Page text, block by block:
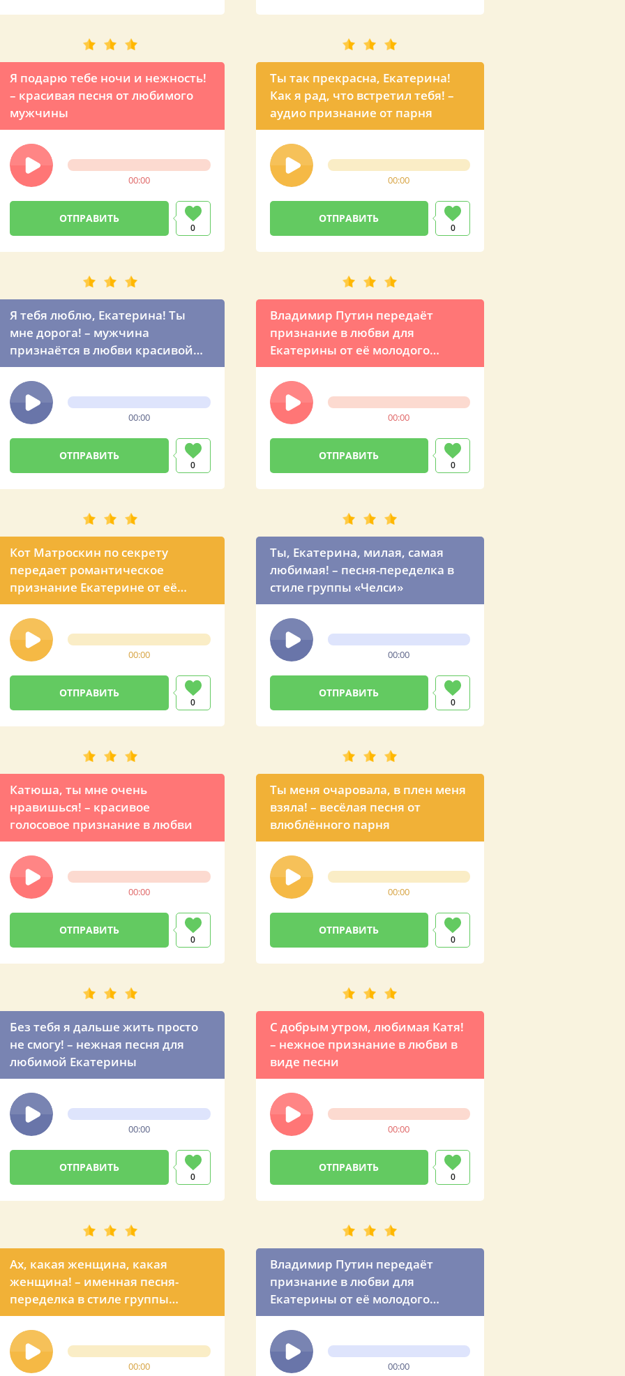
Я подарю тебе ночи и нежность!
– красивая песня от любимого
мужчины
00:00
0
Ты так прекрасна, Екатерина!
Как я рад, что встретил тебя! –
аудио признание от парня
00:00
0
Я тебя люблю, Екатерина! Ты
мне дорога! – мужчина
признаётся в любви красивой
песней
00:00
0
Владимир Путин передаёт
признание в любви для
Екатерины от её молодого
человека
00:00
0
Кот Матроскин по секрету
передает романтическое
признание Екатерине от её
парня
00:00
0
Ты, Екатерина, милая, самая
любимая! – песня-переделка в
стиле группы «Челси»
00:00
0
Катюша, ты мне очень
нравишься! – красивое
голосовое признание в любви
00:00
0
Ты меня очаровала, в плен меня
взяла! – весёлая песня от
влюблённого парня
00:00
0
Без тебя я дальше жить просто
не смогу! – нежная песня для
любимой Екатерины
00:00
0
С добрым утром, любимая Катя!
– нежное признание в любви в
виде песни
00:00
0
Ах, какая женщина, какая
женщина! – именная песня-
переделка в стиле группы
«Фристайл»
00:00
Владимир Путин передаёт
признание в любви для
Екатерины от её молодого
человека
00:00